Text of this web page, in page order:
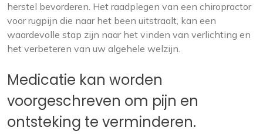
herstel bevorderen. Het raadplegen van een chiropractor
voor rugpijn die naar het been uitstraalt, kan een
waardevolle stap zijn naar het vinden van verlichting en
het verbeteren van uw algehele welzijn.
Medicatie kan worden
voorgeschreven om pijn en
ontsteking te verminderen.